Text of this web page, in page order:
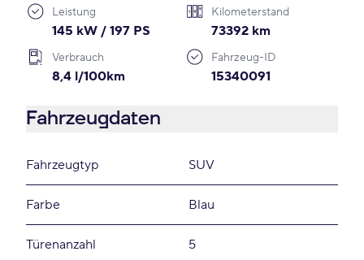
Leistung
145 kW / 197 PS
Kilometerstand
73392 km
Verbrauch
8,4 l/100km
Fahrzeug-ID
15340091
Fahrzeugdaten
Fahrzeugtyp SUV
Farbe Blau
Türenanzahl 5